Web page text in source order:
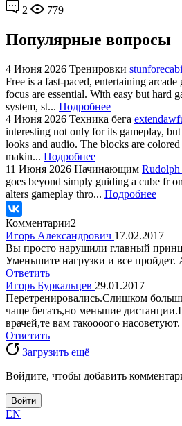
2
779
Популярные вопросы
4 Июня 2026 Тренировки
Free is a fast-paced, entertaining
focus are essential. With easy but hard
system, st... Подробнее
4 Июня 2026 Техника бега
interesting not only for its gameplay,
looks and audio. The blocks are
makin... Подробнее
11 Июня 2026 Начинающим
goes beyond simply guiding a cube fr
alters gameplay thro... Подробнее
Комментарии2
Игорь Александрович 17.02.2017
Вы просто нарушили главный
Уменьшите нагрузки и все пройдет.
Ответить
Игорь Буркальцев 29.01.2017
Перетренировались.Слишком
чаще бегать,но меньшие
врачей,те вам такоооого насоветуют.
Ответить
Загрузить ещё
Войдите, чтобы добавить
Войти
EN